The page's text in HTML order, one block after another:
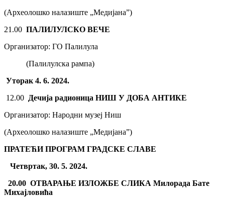
(Археолошко налазиште „Медијана”)
21.00 ПАЛИЛУЛСКО ВЕЧЕ
Организатор: ГО Палилула
(Палилулска рампа)
Уторак 4. 6. 2024.
12.00 Дечија радионица НИШ У ДОБА АНТИКЕ
Организатор: Народни музеј Ниш
(Археолошко налазиште „Медијана”)
ПРАТЕЋИ ПРОГРАМ ГРАДСКЕ СЛАВЕ
Четвртак, 30. 5. 2024.
20.00 ОТВАРАЊЕ ИЗЛОЖБЕ СЛИКА Милорада Бате
Михајловића